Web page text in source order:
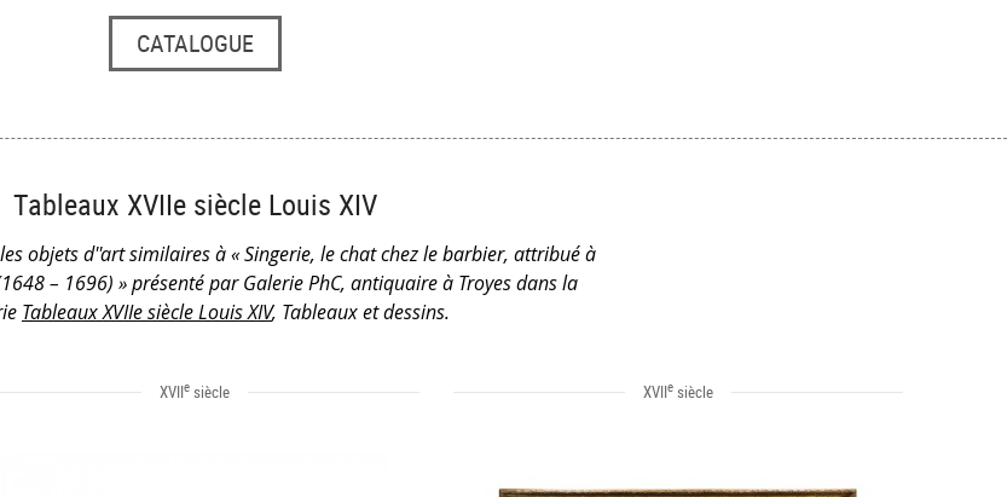
CATALOGUE
Tableaux XVIIe siècle Louis XIV
objets d''art similaires à « Singerie, le chat chez le barbier, attribué à
– 1696) » présenté par Galerie PhC, antiquaire à Troyes dans la
Tableaux XVIIe siècle Louis XIV, Tableaux et dessins.
XVIIe siècle XVIIe siècle